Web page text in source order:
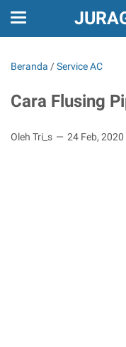
Beranda /Service AC
Cara Flusing
Oleh Tri_s 24 Feb, 2020